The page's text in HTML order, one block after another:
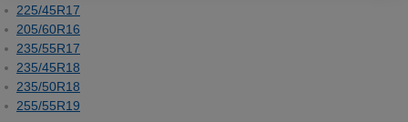
225/45R17
205/60R16
235/55R17
235/45R18
235/50R18
255/55R19